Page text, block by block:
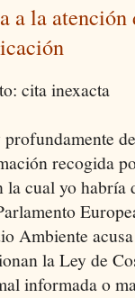
a la
cita inexacta
profundamente
recogida
la cual yo habría
Ambiente
la Ley de
informada o